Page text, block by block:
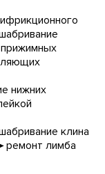
нижних
клина
лимба